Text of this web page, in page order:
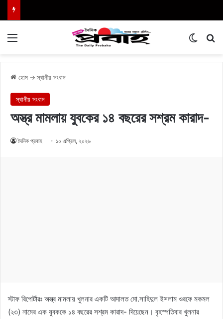
হোম → স্থানীয় সংবাদ
স্থানীয় সংবাদ
অস্ত্র মামলায় যুবকের ১৪ বছরের সশ্রম কারাদ-
দৈনিক প্রবাহ ১০ এপ্রিল, ২০২৬
স্টাফ রিপোর্টারঃ অস্ত্র মামলায় খুলনার একটি আদালত মো.সাহিদুল ইসলাম ওরফে মকমল
(২৩) নামের এক যুবককে ১৪ বছরের সশ্রম কারাদ- দিয়েছেন। বৃহস্পতিবার খুলনার